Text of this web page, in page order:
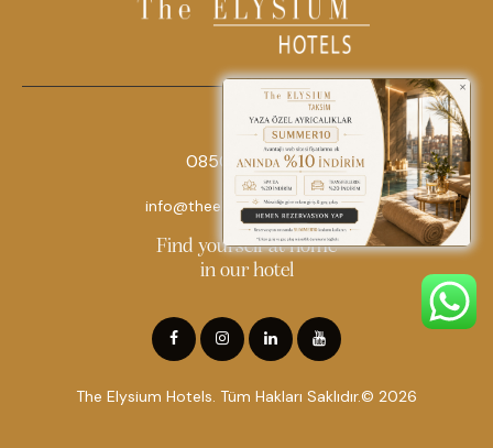
0850 242 18 18
info@theelysiumhotels.com
Find yourself at home
in our hotel
The Elysium Hotels. Tüm Hakları Saklıdır.© 2026